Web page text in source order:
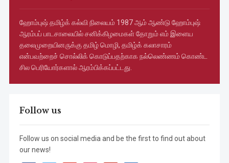
ஹோம்புஷ் தமிழ்க் கல்வி நிலையம் 1987 ஆம் ஆண்டு ஹோம்புஷ்
ஆரம்பப் பாடசாலையில் சனிக்கிழமைகள் தோறும் எம் இளைய
தலைமுறையினருக்கு தமிழ் மொழி, தமிழ்க் கலாசாரம்
என்பவற்றைச் சொல்லிக் கொடுப்பதற்காக நல்லெண்ணம் கொண்ட
சில பெரியோர்களால் ஆரம்பிக்கப்பட்டது.
Follow us
Follow us on social media and be the first to find out about
our news!